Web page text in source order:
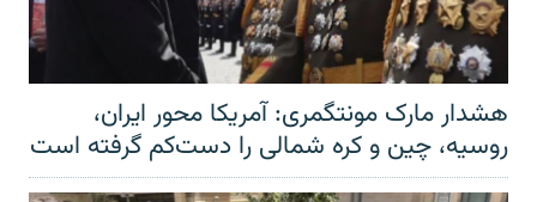
هشدار مارک مونتگمری: آمریکا محور ایران،
روسیه، چین و کره شمالی را دست‌کم گرفته است